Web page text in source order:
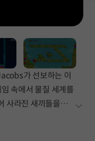
가 선보하는 이
속에서 물질 세계를
사라진 새끼들을
더보